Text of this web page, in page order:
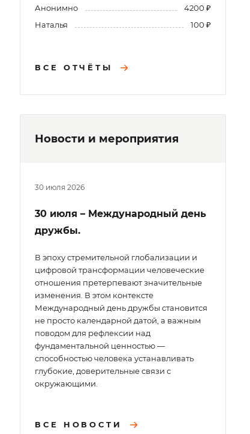
Анонимно
4200 ₽
Наталья
100 ₽
ВСЕ ОТЧЁТЫ
Новости и мероприятия
30 июля 2026
30 июля – Международный день
дружбы.
В эпоху стремительной глобализации и
цифровой трансформации человеческие
отношения претерпевают значительные
изменения. В этом контексте
Международный день дружбы становится
не просто календарной датой, а важным
поводом для рефлексии над
фундаментальной ценностью —
способностью человека устанавливать
глубокие, доверительные связи с
окружающими.
ВСЕ НОВОСТИ